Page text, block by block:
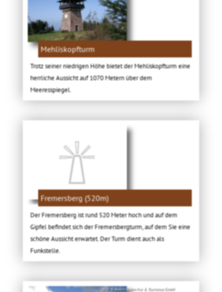
Mehliskopfturm
Trotz seiner niedrigen Höhe bietet der Mehliskopfturm eine
herrliche Aussicht auf 1070 Metern über dem
Meeresspiegel.
Fremersberg (520m)
Der Fremersberg ist rund 520 Meter hoch und auf dem
Gipfel befindet sich der Fremersbergturm, auf dem Sie eine
schöne Aussicht erwartet. Der Turm dient auch als
Funkstelle.
Bild: © Baden-Baden Kur & Tourismus GmbH